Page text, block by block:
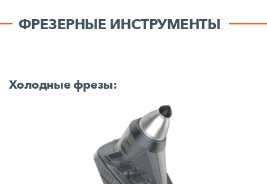
ФРЕЗЕРНЫЕ ИНСТРУМЕНТЫ
Холодные фрезы: